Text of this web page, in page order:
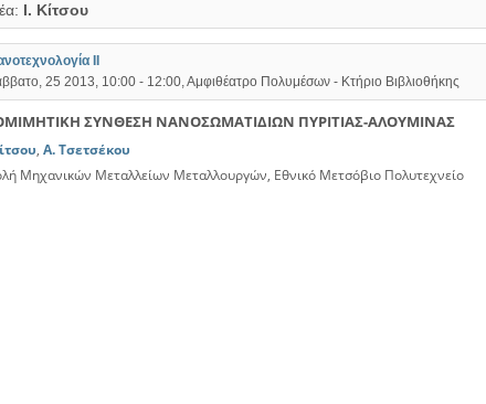
Ι. Κίτσου
ΙΙ
25 2013, 10:00 - 12:00, Αμφιθέατρο Πολυμέσων - Κτήριο Βιβλιοθήκης
ΣΥΝΘΕΣΗ ΝΑΝΟΣΩΜΑΤΙΔΙΩΝ ΠΥΡΙΤΙΑΣ-ΑΛΟΥΜΙΝΑΣ
, Α. Τσετσέκου
Μηχανικών Μεταλλείων Μεταλλουργών, Εθνικό Μετσόβιο Πολυτεχνείο